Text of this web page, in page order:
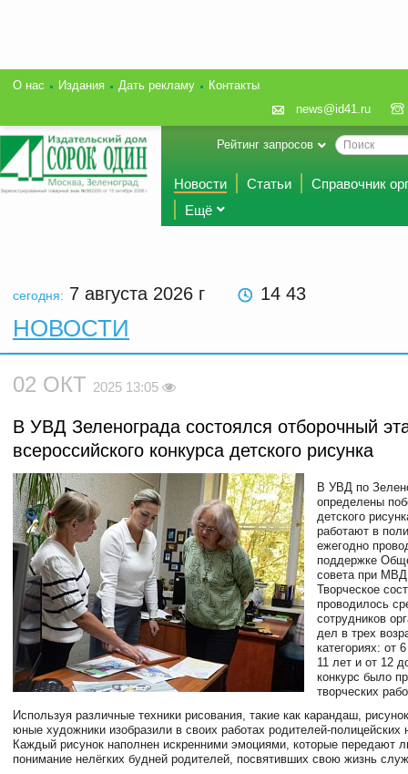
О нас Издания Дать рекламу
Контакты
news@id41.ru
Рейтинг запросов
Новости Статьи
Справочник
Ещё
сегодня: 7 августа 2026 г 14 43
НОВОСТИ
02 ОКТ 2025 13:05
В УВД Зеленограда состоялся отборочный
всероссийского конкурса детского рисунка
В УВД по
определены
детского
работают в
ежегодно
поддержке
совета при
Творческое
проводилось
сотрудников
дел в трех
категориях: от
11 лет и от 12
конкурс было
творческих
Используя различные техники рисования, такие как карандаш,
юные художники изобразили в своих работах родителей-полицейских
Каждый рисунок наполнен искренними эмоциями, которые передают
понимание нелёгких будней родителей, посвятивших свою жизнь